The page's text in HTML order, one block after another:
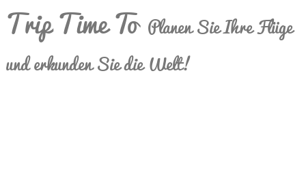
Trip Time To Planen Sie Ihre Flüge
und erkunden Sie die Welt!